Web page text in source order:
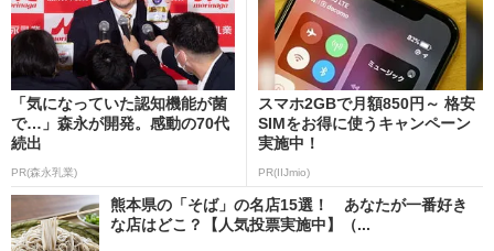
「気になっていた認知機能が菌
で…」森永が開発。感動の70代
続出
PR(森永乳業)
スマホ2GBで月額850円～ 格安
SIMをお得に使うキャンペーン
実施中！
PR(IIJmio)
熊本県の「そば」の名店15選！ あなたが一番好き
な店はどこ？【人気投票実施中】（...